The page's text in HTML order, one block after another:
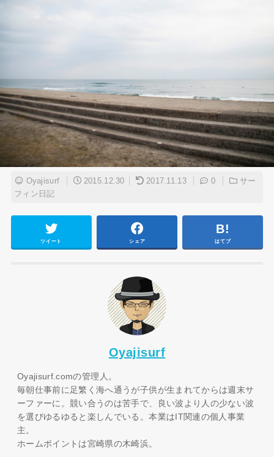
Oyajisurf 2015.12.30 2017.11.13 0
サー
フィン日記
ツイート シェア はてブ
Oyajisurf
Oyajisurf.comの管理人。
毎朝仕事前に足繁く海へ通うが子供が生まれてからは週末サ
ーファーに。競い合うのは苦手で、良い波より人の少ない波
を選びゆるゆると楽しんでいる。本業はIT関連の個人事業
主。
ホームポイントは宮崎県の木崎浜。